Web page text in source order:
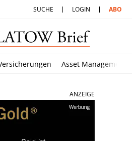
SUCHE LOGIN ABO
Asset Management
ANZEIGE